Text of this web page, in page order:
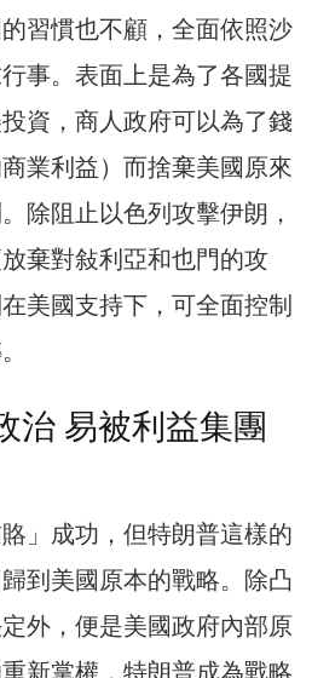
習慣也不顧，全面依照沙
事。表面上是為了各國提
資，商人政府可以為了錢
商業利益）而捨棄美國原來
除阻止以色列攻擊伊朗，
棄對敍利亞和也門的攻
美國支持下，可全面控制
治 易被利益集團
」成功，但特朗普這樣的
到美國原本的戰略。除凸
外，便是美國政府內部原